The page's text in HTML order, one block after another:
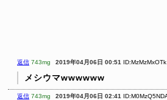
返信 743mg 2019年04月06日 00:51 ID:MzMzMxOTk
メシウマwwwwww
返信 743mg 2019年04月06日 02:41